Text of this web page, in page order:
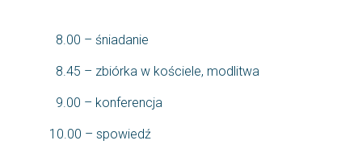
8.00 – śniadanie
8.45 – zbiórka w kościele, modlitwa
9.00 – konferencja
10.00 – spowiedź